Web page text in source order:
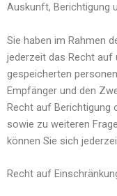
Auskunft, Berichtigung
Sie haben im Rahmen
jederzeit das Recht auf
gespeicherten
Empfänger und den
Recht auf Berichtigung
sowie zu weiteren
können Sie sich
Recht auf